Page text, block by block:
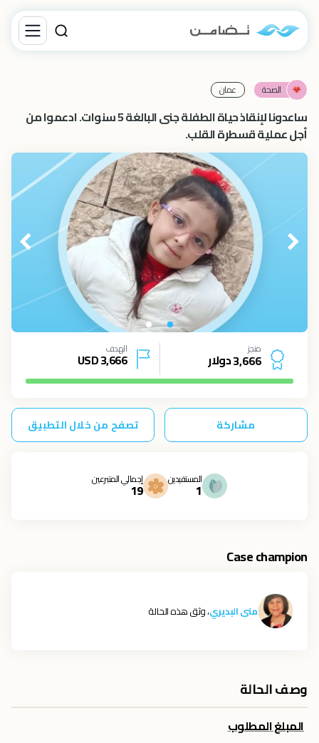
الصحة عمان
ساعدونا لإنقاذ حياة الطفلة جنى البالغة 5 سنوات. ادعموا من
أجل عملية قسطرة القلب.
منجز
3,666 دولار
الهدف
3,666
USD
مشاركة تصفح من خلال التطبيق
المستفيدين
1
إجمالي المتبرعين
19
Case champion
منى البديري، وثق هذه الحالة
وصف الحالة
المبلغ المطلوب